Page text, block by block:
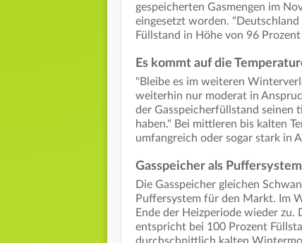
gespeicherten Gasmengen im
eingesetzt worden.
Füllstand in Höhe von 96
Es kommt auf die
"Bleibe es im weiteren
weiterhin nur moderat in
der Gasspeicherfüllstand seinen
haben." Bei mittleren bis kalten
umfangreich oder sogar stark in
Gasspeicher als
Die Gasspeicher gleichen
Puffersystem für den Markt. Im
Ende der Heizperiode wieder zu.
entspricht bei 100 Prozent